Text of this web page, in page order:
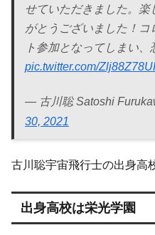
せていただきました。楽
がとうございました！
ト参加となってしまい、
pic.twitter.com/
— 古川聡 Satoshi
30, 2021
古川聡宇宙飛行士の出身高
出身高校は栄光学園